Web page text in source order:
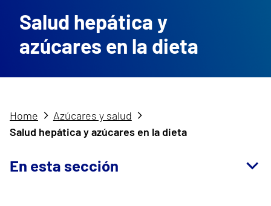
Salud hepática y
azúcares en la dieta
Home
Azúcares y salud
Salud hepática y azúcares en la dieta
En esta sección